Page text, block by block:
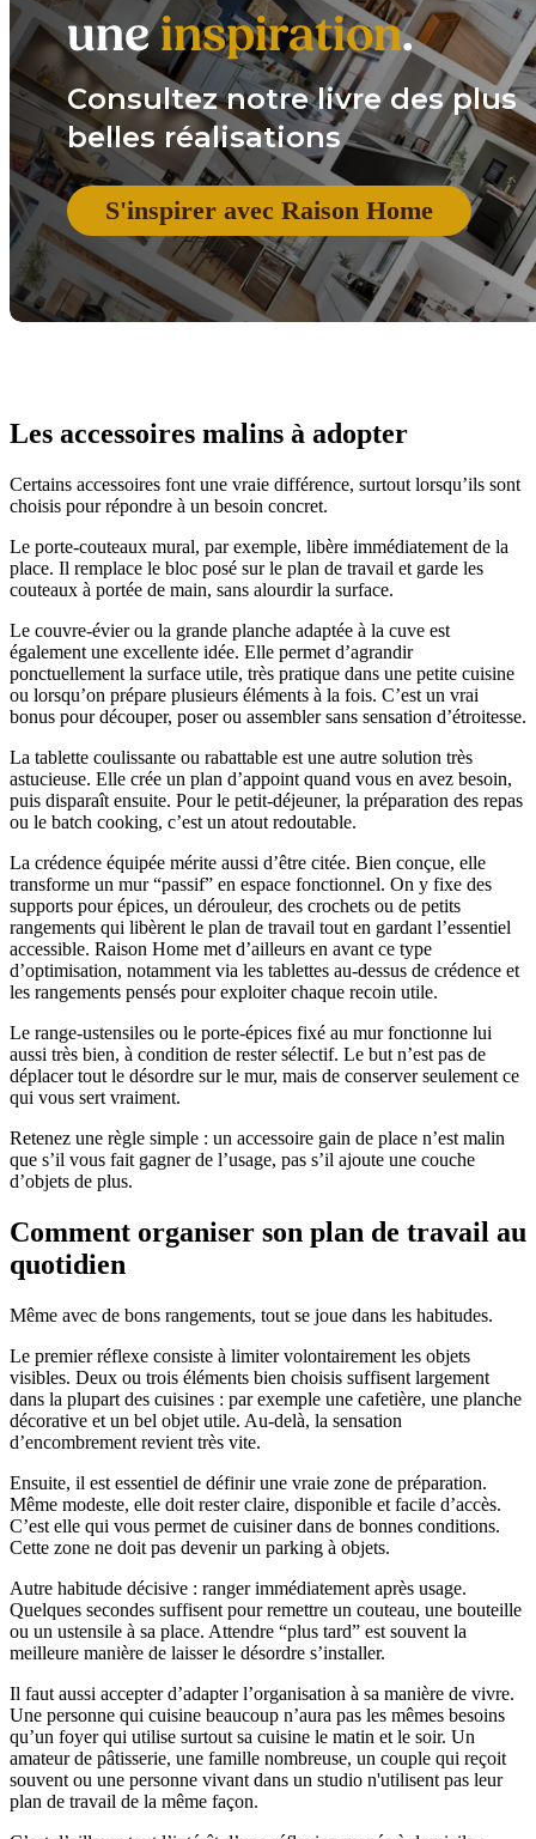
uneinspiration.
Consultez notre livre des plus
belles réalisations
S'inspirer avec Raison Home
Les accessoires malins à adopter
Certains accessoires font une vraie différence, surtout lorsqu’ils sont
choisis pour répondre à un besoin concret.
Le porte-couteaux mural, par exemple, libère immédiatement de la
place. Il remplace le bloc posé sur le plan de travail et garde les
couteaux à portée de main, sans alourdir la surface.
Le couvre-évier ou la grande planche adaptée à la cuve est
également une excellente idée. Elle permet d’agrandir
ponctuellement la surface utile, très pratique dans une petite cuisine
ou lorsqu’on prépare plusieurs éléments à la fois. C’est un vrai
bonus pour découper, poser ou assembler sans sensation d’étroitesse.
La tablette coulissante ou rabattable est une autre solution très
astucieuse. Elle crée un plan d’appoint quand vous en avez besoin,
puis disparaît ensuite. Pour le petit-déjeuner, la préparation des repas
ou le batch cooking, c’est un atout redoutable.
La crédence équipée mérite aussi d’être citée. Bien conçue, elle
transforme un mur “passif” en espace fonctionnel. On y fixe des
supports pour épices, un dérouleur, des crochets ou de petits
rangements qui libèrent le plan de travail tout en gardant l’essentiel
accessible. Raison Home met d’ailleurs en avant ce type
d’optimisation, notamment via les tablettes au-dessus de crédence et
les rangements pensés pour exploiter chaque recoin utile.
Le range-ustensiles ou le porte-épices fixé au mur fonctionne lui
aussi très bien, à condition de rester sélectif. Le but n’est pas de
déplacer tout le désordre sur le mur, mais de conserver seulement ce
qui vous sert vraiment.
Retenez une règle simple : un accessoire gain de place n’est malin
que s’il vous fait gagner de l’usage, pas s’il ajoute une couche
d’objets de plus.
Comment organiser son plan de travail au
quotidien
Même avec de bons rangements, tout se joue dans les habitudes.
Le premier réflexe consiste à limiter volontairement les objets
visibles. Deux ou trois éléments bien choisis suffisent largement
dans la plupart des cuisines : par exemple une cafetière, une planche
décorative et un bel objet utile. Au-delà, la sensation
d’encombrement revient très vite.
Ensuite, il est essentiel de définir une vraie zone de préparation.
Même modeste, elle doit rester claire, disponible et facile d’accès.
C’est elle qui vous permet de cuisiner dans de bonnes conditions.
Cette zone ne doit pas devenir un parking à objets.
Autre habitude décisive : ranger immédiatement après usage.
Quelques secondes suffisent pour remettre un couteau, une bouteille
ou un ustensile à sa place. Attendre “plus tard” est souvent la
meilleure manière de laisser le désordre s’installer.
Il faut aussi accepter d’adapter l’organisation à sa manière de vivre.
Une personne qui cuisine beaucoup n’aura pas les mêmes besoins
qu’un foyer qui utilise surtout sa cuisine le matin et le soir. Un
amateur de pâtisserie, une famille nombreuse, un couple qui reçoit
souvent ou une personne vivant dans un studio n'utilisent pas leur
plan de travail de la même façon.